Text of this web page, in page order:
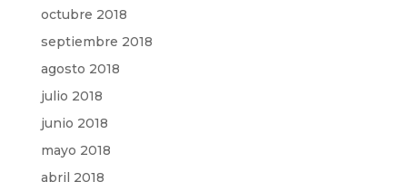
octubre 2018
septiembre 2018
agosto 2018
julio 2018
junio 2018
mayo 2018
abril 2018